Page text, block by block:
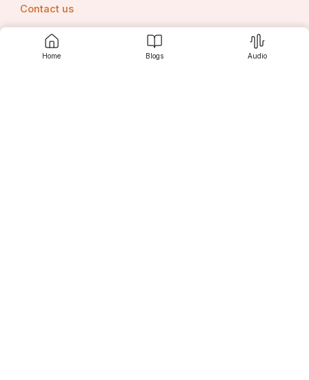
Home Blogs Audio
Contact us